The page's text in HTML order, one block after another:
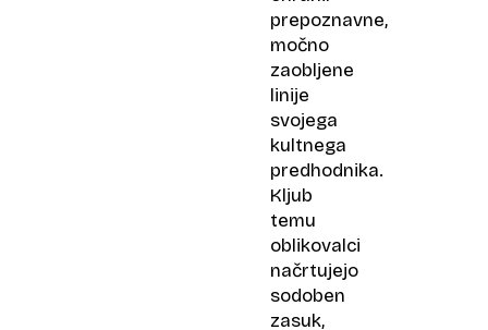
prepoznavne,
močno
zaobljene
linije
svojega
kultnega
predhodnika.
Kljub
temu
oblikovalci
načrtujejo
sodoben
zasuk,